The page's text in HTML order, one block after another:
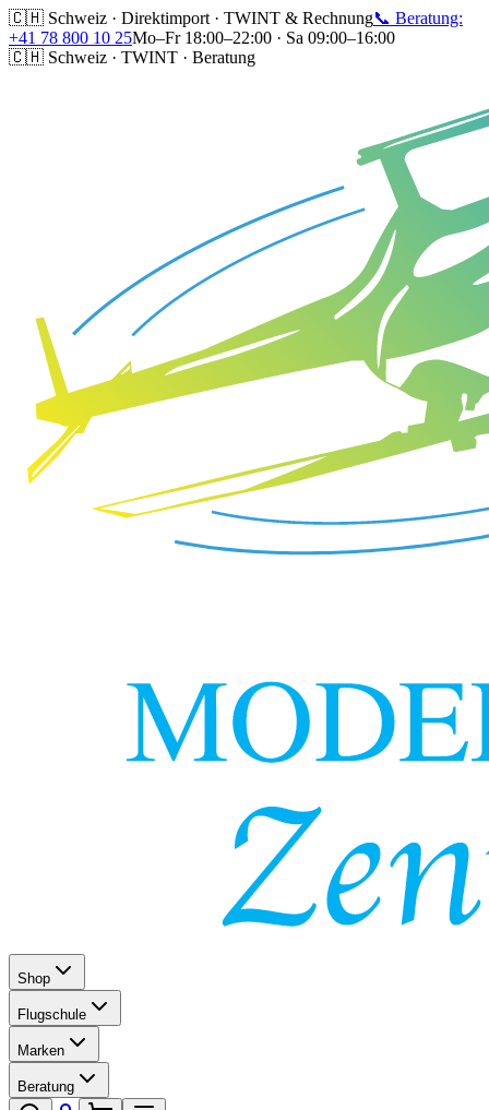
🇨🇭 Schweiz · Direktimport · TWINT & Rechnung📞 Beratung:
+41 78 800 10 25Mo–Fr 18:00–22:00 · Sa 09:00–16:00
🇨🇭 Schweiz · TWINT · Beratung
Shop
Flugschule
Marken
Beratung